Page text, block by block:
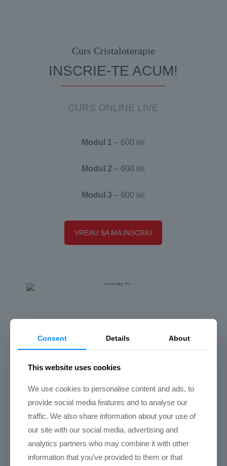
Curs Cristaloterapie
INSCRIE-TE ACUM!
CURS ONLINE LIVE
Modul 1 – 600 lei
Modul 2 – 600 lei
Modul 3 – 600 lei
VREAU SA MA INSCRIU
Consent Details About
This website uses cookies
We use cookies to personalise content and ads, to
provide social media features and to analyse our
traffic. We also share information about your use of
our site with our social media, advertising and
analytics partners who may combine it with other
information that you’ve provided to them or that